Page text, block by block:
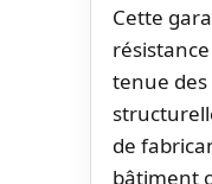
Cette
tenue des
de
bâtiment